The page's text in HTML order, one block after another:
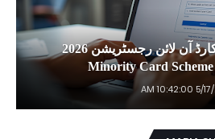
حکومتِ پنجاب اقلیتی کارڈ آن لائن رجسٹریشن 2026
Minority Card
5/17/